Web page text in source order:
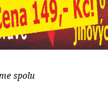
spolu